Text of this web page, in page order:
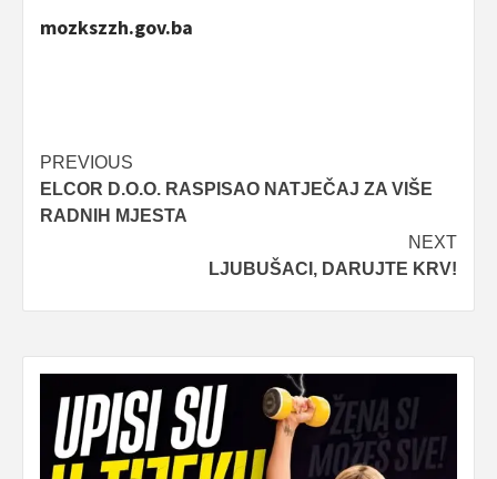
mozkszzh.gov.ba
Post
navigation
PREVIOUS
ELCOR D.O.O. RASPISAO NATJEČAJ ZA VIŠE
RADNIH MJESTA
NEXT
LJUBUŠACI, DARUJTE KRV!